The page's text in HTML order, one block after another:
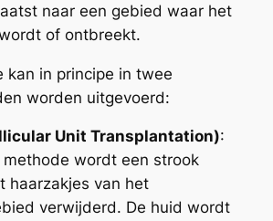
naar een gebied waar het
of ontbreekt.
kan in principe in twee
worden uitgevoerd:
Unit Transplantation):
methode wordt een strook
haarzakjes van het
verwijderd. De huid wordt